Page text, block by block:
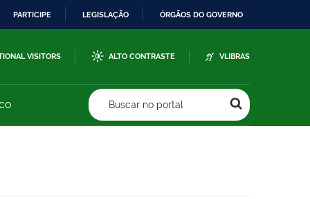
PARTICIPE LEGISLAÇÃO ÓRGÃOS DO GOVERNO
VISITORS ALTO CONTRASTE VLIBRAS
Buscar no portal